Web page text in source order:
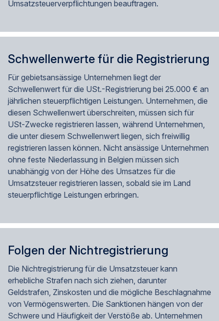
Umsatzsteuerverpflichtungen beauftragen.
Schwellenwerte für die Registrierung
Für gebietsansässige Unternehmen liegt der
Schwellenwert für die USt.-Registrierung bei 25.000 € an
jährlichen steuerpflichtigen Leistungen. Unternehmen, die
diesen Schwellenwert überschreiten, müssen sich für
USt-Zwecke registrieren lassen, während Unternehmen,
die unter diesem Schwellenwert liegen, sich freiwillig
registrieren lassen können. Nicht ansässige Unternehmen
ohne feste Niederlassung in Belgien müssen sich
unabhängig von der Höhe des Umsatzes für die
Umsatzsteuer registrieren lassen, sobald sie im Land
steuerpflichtige Leistungen erbringen.
Folgen der Nichtregistrierung
Die Nichtregistrierung für die Umsatzsteuer kann
erhebliche Strafen nach sich ziehen, darunter
Geldstrafen, Zinskosten und die mögliche Beschlagnahme
von Vermögenswerten. Die Sanktionen hängen von der
Schwere und Häufigkeit der Verstöße ab. Unternehmen